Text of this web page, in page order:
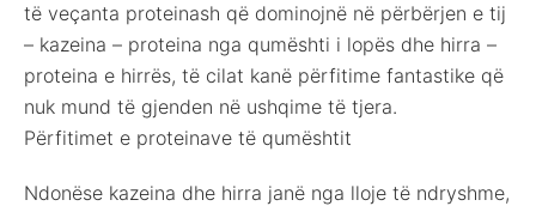
të veçanta proteinash që dominojnë në përbërjen e tij
– kazeina – proteina nga qumështi i lopës dhe hirra –
proteina e hirrës, të cilat kanë përfitime fantastike që
nuk mund të gjenden në ushqime të tjera.
Përfitimet e proteinave të qumështit
Ndonëse kazeina dhe hirra janë nga lloje të ndryshme,